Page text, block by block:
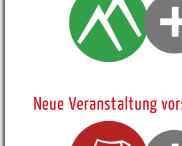
Neue Veranstaltung